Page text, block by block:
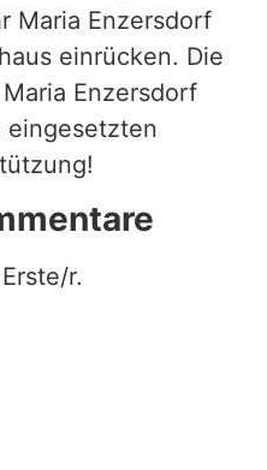
Maria Enzersdorf
einrücken. Die
Enzersdorf
eingesetzten
r.